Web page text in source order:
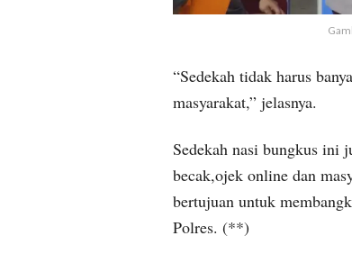
“Sedekah tidak harus
masyarakat,” jelasnya.
Sedekah nasi bungkus ini
becak,ojek online dan
bertujuan untuk
Polres. (**)